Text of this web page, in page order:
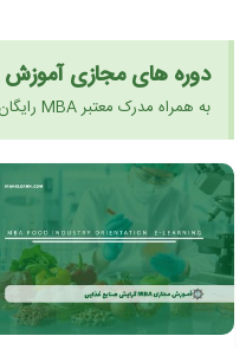
دوره های مجازی آموزش MBA:
به همراه مدرک معتبر MBA رایگان